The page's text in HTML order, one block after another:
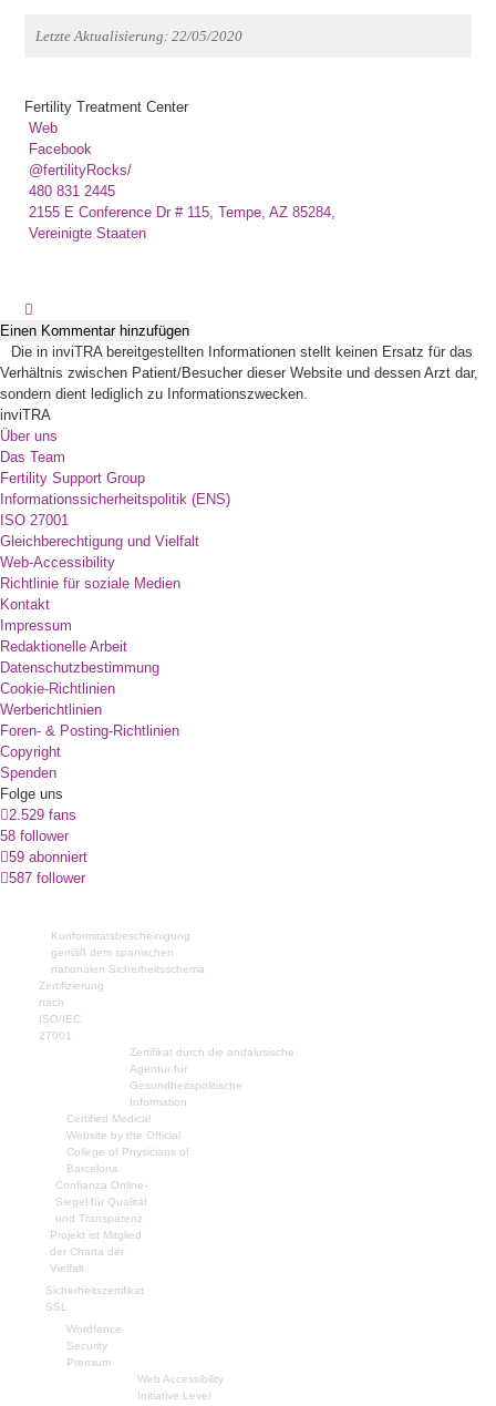
Letzte Aktualisierung: 22/05/2020
Fertility Treatment Center
Web
Facebook
@fertilityRocks/
480 831 2445
2155 E Conference Dr # 115, Tempe, AZ 85284,
Vereinigte Staaten
Einen Kommentar hinzufügen
Die in inviTRA bereitgestellten Informationen stellt keinen Ersatz für das
Verhältnis zwischen Patient/Besucher dieser Website und dessen Arzt dar,
sondern dient lediglich zu Informationszwecken.
inviTRA
Über uns
Das Team
Fertility Support Group
Informationssicherheitspolitik (ENS)
ISO 27001
Gleichberechtigung und Vielfalt
Web-Accessibility
Richtlinie für soziale Medien
Kontakt
Impressum
Redaktionelle Arbeit
Datenschutzbestimmung
Cookie-Richtlinien
Werberichtlinien
Foren- & Posting-Richtlinien
Copyright
Spenden
Folge uns
2.529 fans
58 follower
59 abonniert
587 follower
Konformitätsbescheinigung
gemäß dem spanischen
nationalen Sicherheitsschema
Zertifizierung
nach
ISO/IEC
27001
Zertifikat durch die andalusische
Agentur für
Gesundheitspolitische
Information
Certified Medical
Website by the Official
College of Physicians of
Barcelona
Confianza Online-
Siegel für Qualität
und Transparenz
Projekt ist Mitglied
der Charta der
Vielfalt
Sicherheitszertifikat
SSL
Wordfence
Security
Premium
Web Accessibility
Initiative Level